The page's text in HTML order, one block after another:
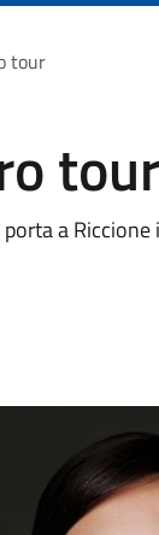
tour
tour
a